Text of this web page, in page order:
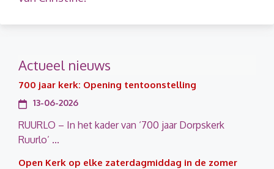
Actueel nieuws
700 jaar kerk: Opening tentoonstelling
13-06-2026
RUURLO – In het kader van ‘700 jaar Dorpskerk
Ruurlo’ ...
Open Kerk op elke zaterdagmiddag in de zomer